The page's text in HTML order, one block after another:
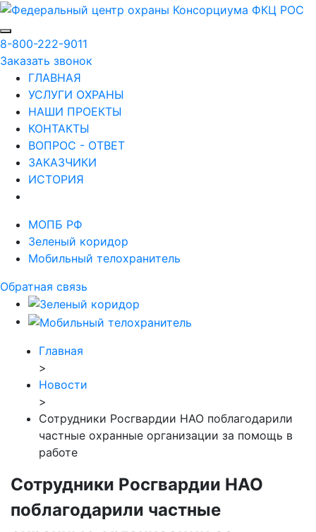
8-800-222-9011
Заказать звонок
ГЛАВНАЯ
УСЛУГИ ОХРАНЫ
НАШИ ПРОЕКТЫ
КОНТАКТЫ
ВОПРОС - ОТВЕТ
ЗАКАЗЧИКИ
ИСТОРИЯ
МОПБ РФ
Зеленый коридор
Мобильный телохранитель
Обратная связь
Главная
>
Новости
>
Сотрудники Росгвардии НАО поблагодарили
частные охранные организации за помощь в
работе
Сотрудники Росгвардии НАО
поблагодарили частные